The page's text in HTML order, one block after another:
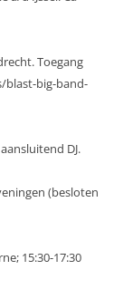
Toegang
big-band-
DJ.
(besloten
15:30-17:30